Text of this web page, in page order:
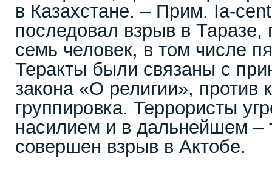
в Казахстане. – Прим. Ia-
последовал взрыв в Таразе,
семь человек, в том числе
Теракты были связаны с
закона «О религии», против
группировка. Террористы
насилием и в дальнейшем –
совершен взрыв в Актобе.